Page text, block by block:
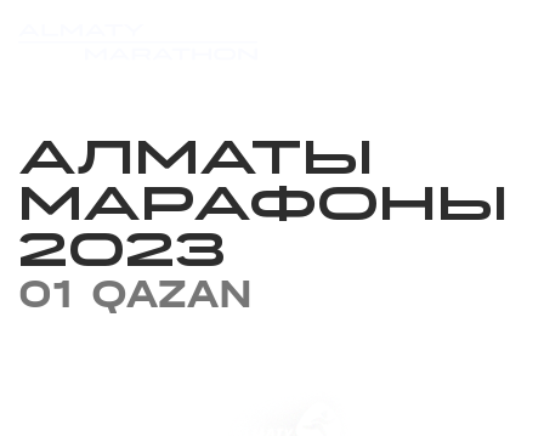
АЛМАТЫ
МАРАФОНЫ
2023
01 QAZAN